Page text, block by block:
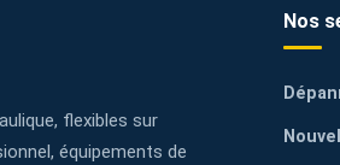
flexibles sur
équipements de
Nos